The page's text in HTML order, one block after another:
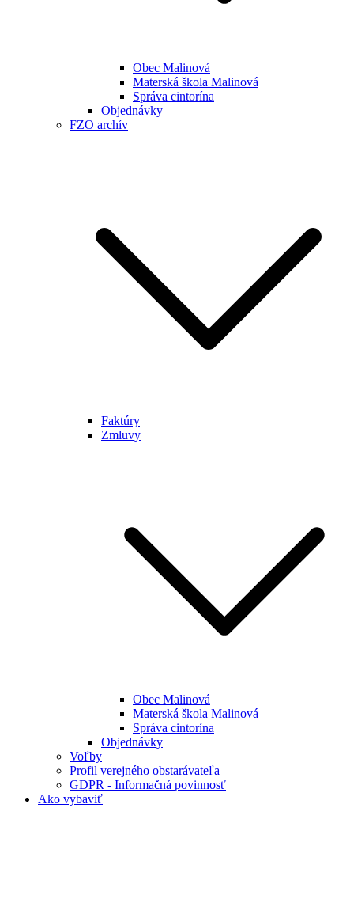
Obec Malinová
Materská škola Malinová
Správa cintorína
Objednávky
FZO archív
Faktúry
Zmluvy
Obec Malinová
Materská škola Malinová
Správa cintorína
Objednávky
Voľby
Profil verejného obstarávateľa
GDPR - Informačná povinnosť
Ako vybaviť